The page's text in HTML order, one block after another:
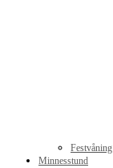
Festvåning
Minnesstund